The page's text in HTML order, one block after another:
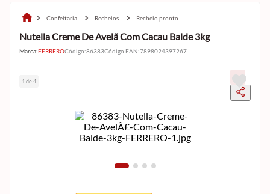
confeitaria recheios recheio pronto
Nutella Creme De Avelã Com Cacau Balde 3kg
Marca:FERREROCódigo:86383Código EAN:7898024397267
1 de 4